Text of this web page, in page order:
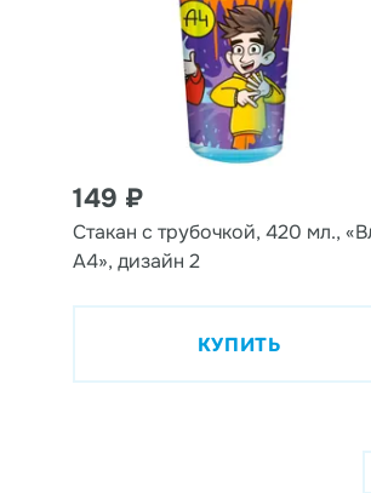
149 ₽
Стакан с трубочкой, 420 мл.,
А4», дизайн 2
КУПИТЬ